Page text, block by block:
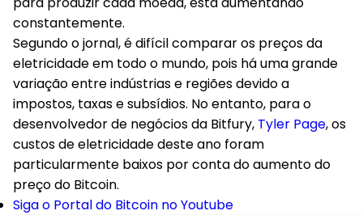
constantemente.
Segundo o jornal, é difícil comparar os preços da
eletricidade em todo o mundo, pois há uma grande
variação entre indústrias e regiões devido a
impostos, taxas e subsídios. No entanto, para o
desenvolvedor de negócios da Bitfury, Tyler Page, os
custos de eletricidade deste ano foram
particularmente baixos por conta do aumento do
preço do Bitcoin.
Siga o Portal do Bitcoin no Youtube